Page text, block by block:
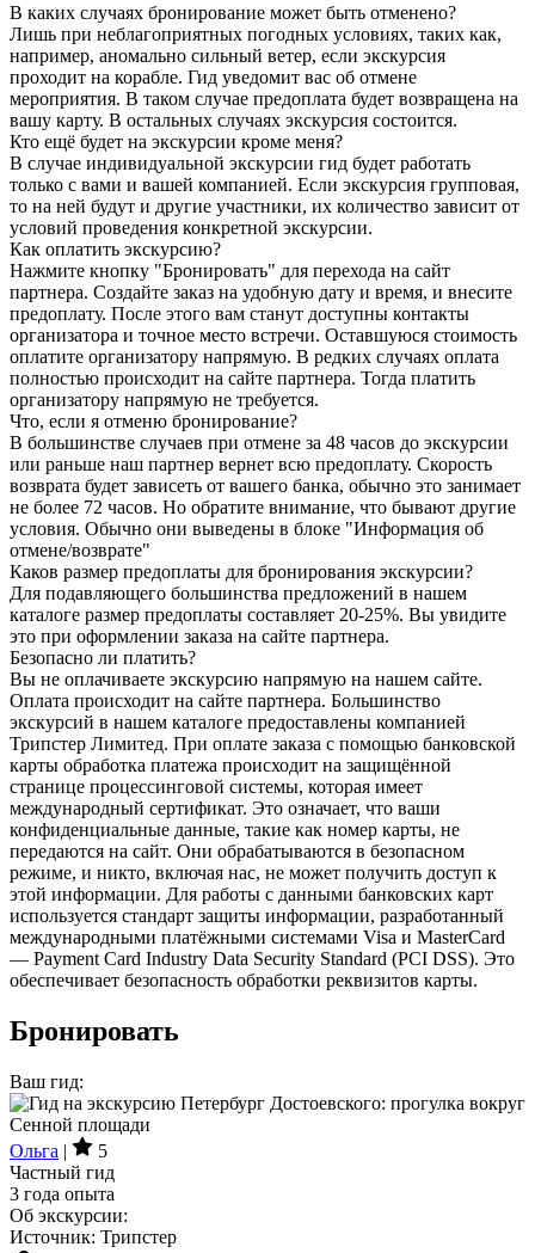
В каких случаях бронирование может быть отменено?
Лишь при неблагоприятных погодных условиях, таких как,
например, аномально сильный ветер, если экскурсия
проходит на корабле. Гид уведомит вас об отмене
мероприятия. В таком случае предоплата будет возвращена на
вашу карту. В остальных случаях экскурсия состоится.
Кто ещё будет на экскурсии кроме меня?
В случае индивидуальной экскурсии гид будет работать
только с вами и вашей компанией. Если экскурсия групповая,
то на ней будут и другие участники, их количество зависит от
условий проведения конкретной экскурсии.
Как оплатить экскурсию?
Нажмите кнопку "Бронировать" для перехода на сайт
партнера. Создайте заказ на удобную дату и время, и внесите
предоплату. После этого вам станут доступны контакты
организатора и точное место встречи. Оставшуюся стоимость
оплатите организатору напрямую. В редких случаях оплата
полностью происходит на сайте партнера. Тогда платить
организатору напрямую не требуется.
Что, если я отменю бронирование?
В большинстве случаев при отмене за 48 часов до экскурсии
или раньше наш партнер вернет всю предоплату. Скорость
возврата будет зависеть от вашего банка, обычно это занимает
не более 72 часов. Но обратите внимание, что бывают другие
условия. Обычно они выведены в блоке "Информация об
отмене/возврате"
Каков размер предоплаты для бронирования экскурсии?
Для подавляющего большинства предложений в нашем
каталоге размер предоплаты составляет 20-25%. Вы увидите
это при оформлении заказа на сайте партнера.
Безопасно ли платить?
Вы не оплачиваете экскурсию напрямую на нашем сайте.
Оплата происходит на сайте партнера. Большинство
экскурсий в нашем каталоге предоставлены компанией
Трипстер Лимитед. При оплате заказа с помощью банковской
карты обработка платежа происходит на защищённой
странице процессинговой системы, которая имеет
международный сертификат. Это означает, что ваши
конфиденциальные данные, такие как номер карты, не
передаются на сайт. Они обрабатываются в безопасном
режиме, и никто, включая нас, не может получить доступ к
этой информации. Для работы с данными банковских карт
используется стандарт защиты информации, разработанный
международными платёжными системами Visa и MasterCard
— Payment Card Industry Data Security Standard (PCI DSS). Это
обеспечивает безопасность обработки реквизитов карты.
Бронировать
Ваш гид:
Ольга |
5
Частный гид
3 года опыта
Об экскурсии:
Источник: Трипстер